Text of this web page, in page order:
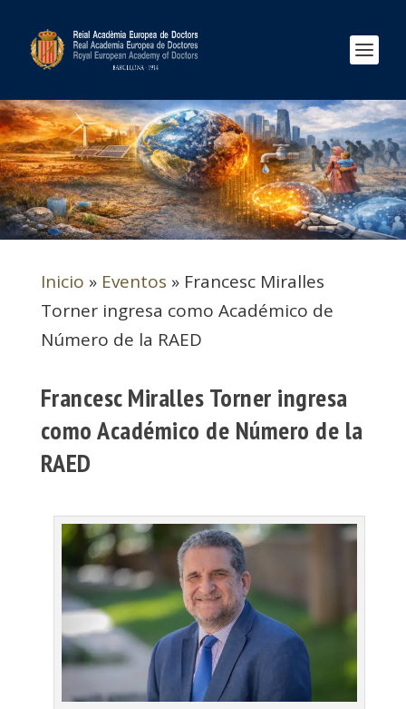
Inicio » Eventos » Francesc Miralles
Torner ingresa como Académico de
Número de la RAED
Francesc Miralles Torner ingresa
como Académico de Número de la
RAED